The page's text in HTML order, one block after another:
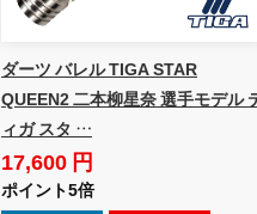
ダーツ バレル TIGA STAR
QUEEN2 二本柳星奈 選手モデル
ィガ スタ …
17,600 円
ポイント5倍